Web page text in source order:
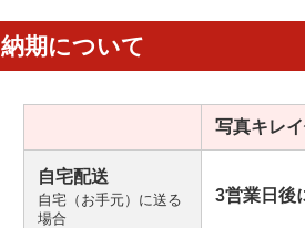
納期について
写真キレイ
自宅配送
自宅（お手元）に送る
場合
3営業日後